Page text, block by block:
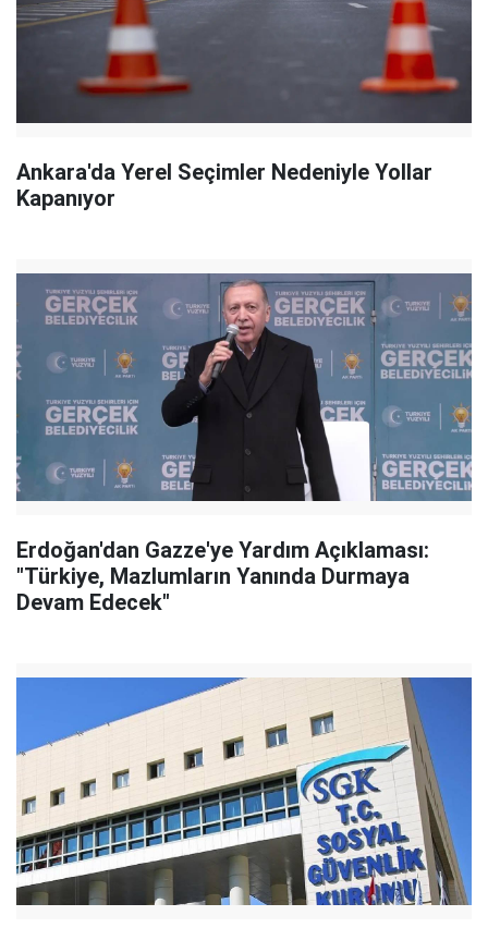
Ankara'da Yerel Seçimler Nedeniyle Yollar
Kapanıyor
Erdoğan'dan Gazze'ye Yardım Açıklaması:
"Türkiye, Mazlumların Yanında Durmaya
Devam Edecek"